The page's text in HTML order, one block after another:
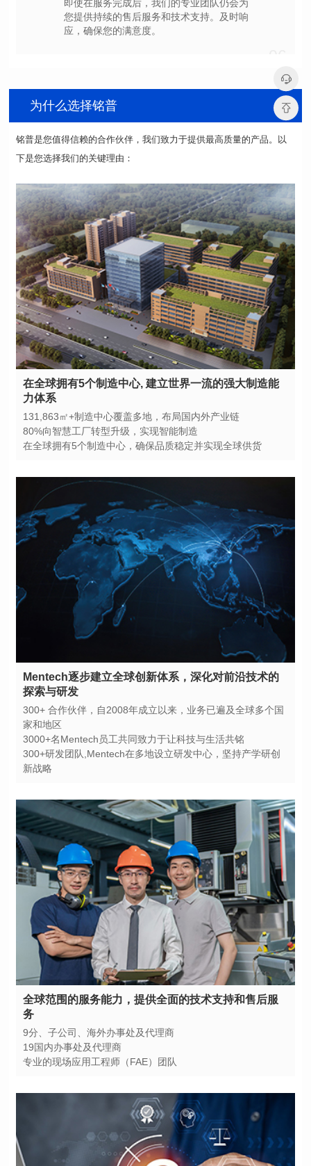
应，确保您的满意度。
为什么选择铭普
下是您选择我们的关键理由：
力体系
131,863㎡+制造中心覆盖多地，布局国内外产业链
80%向智慧工厂转型升级，实现智能制造
在全球拥有5个制造中心，确保品质稳定并实现全球供货
探索与研发
家和地区
3000+名Mentech员工共同致力于让科技与生活共铭
新战略
务
9分、子公司、海外办事处及代理商
19国内办事处及代理商
专业的现场应用工程师（FAE）团队